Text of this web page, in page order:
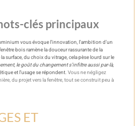
clés principaux
vous évoque l’innovation, l’ambition d’un
bois ramène la douceur rassurante de la
surface, du choix du vitrage, cela pèse lourd sur le
le goût du changement s’infiltre aussi par-là,
et l’usage se répondent. Vous ne négligez
du projet vers la fenêtre, tout se construit peu à
ET